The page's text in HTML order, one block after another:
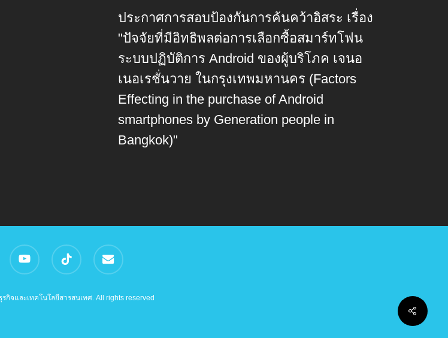
ประกาศการสอบป้องกันการค้นคว้าอิสระ เรื่อง
"ปัจจัยที่มีอิทธิพลต่อการเลือกซื้อสมาร์ทโฟน
ระบบปฏิบัติการ Android ของผู้บริโภค เจนอ
เนอเรชั่นวาย ในกรุงเทพมหานคร (Factors
Effecting in the purchase of Android
smartphones by Generation people in
Bangkok)"
youtube tiktok email
จและเทคโนโลยีสารสนเทศ. All rights reserved